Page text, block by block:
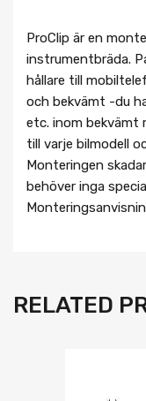
ProClip är en
instrumentbräda.
hållare till
och bekvämt -du
etc. inom bekvämt
till varje bilmodell
Monteringen
behöver inga
RELATED